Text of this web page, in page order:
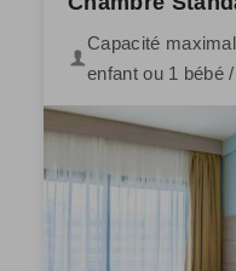
Capacité
enfant ou 1 bébé